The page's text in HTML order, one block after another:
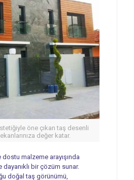
öne çıkan taş desenli
değer katar.
dostu malzeme arayışında
bir çözüm sunar.
doğal taş görünümü,